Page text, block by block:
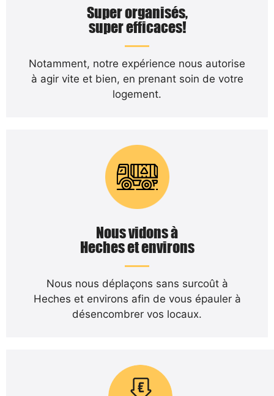
Super organisés,
super efficaces!
Notamment, notre expérience nous autorise
à agir vite et bien, en prenant soin de votre
logement.
Nous vidons à
Heches et environs
Nous nous déplaçons sans surcoût à
Heches et environs afin de vous épauler à
désencombrer vos locaux.